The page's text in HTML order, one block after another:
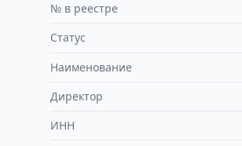
№ в реестре
Статус
Наименование
Директор
ИНН